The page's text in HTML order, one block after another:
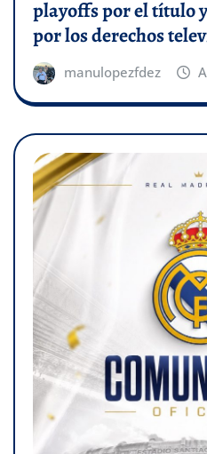
playoffs por el título
por los derechos
manulopezfdez